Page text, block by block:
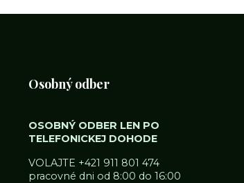
Osobný odber
OSOBNÝ ODBER LEN PO
TELEFONICKEJ DOHODE
VOLAJTE +421 911 801 474
pracovné dni od 8:00 do 16:00